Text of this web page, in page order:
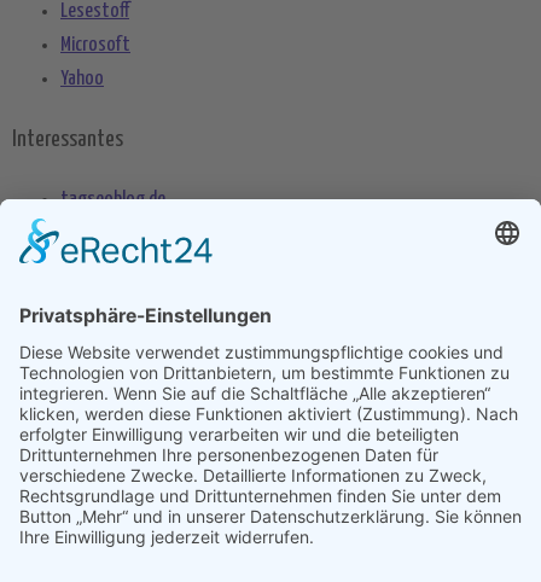
Lesestoff
Microsoft
Yahoo
Interessantes
tagseoblog.de
SEO Blog
seo-trainee.de
seokratie.de
Tags
Android Android Phone Anwendung App Apple Betriebssystem Datenschutz
Entwicklung Google Handy Internet Plattform